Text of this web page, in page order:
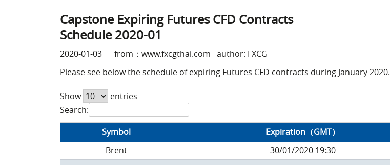
Capstone Expiring Futures CFD Contracts
Schedule 2020-01
2020-01-03 from：www.fxcgthai.com author: FXCG
Please see below the schedule of expiring Futures CFD contracts during January 2020.
Show
entries
Search:
Symbol
Expiration（GMT）
Brent
30/01/2020 19:30